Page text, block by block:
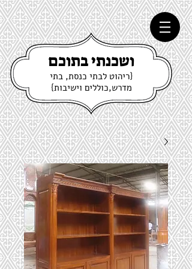
ושכנתי בתוכם
{ריהוט לבתי כנסת, בתי
מדרש,כוללים וישיבות}